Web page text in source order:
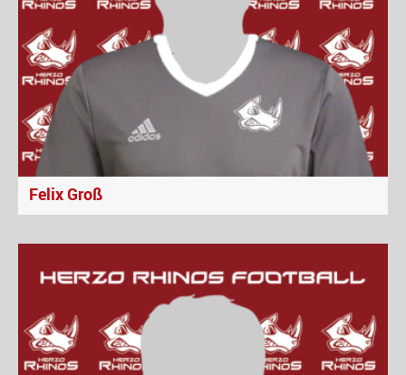
Felix Groß